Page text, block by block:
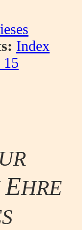
Index
15
EHRE